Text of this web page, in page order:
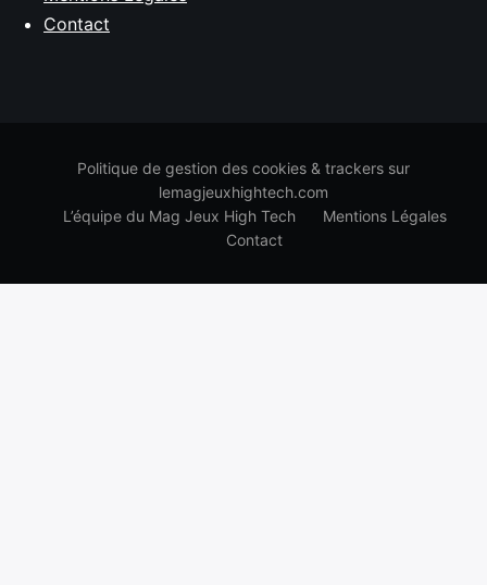
Contact
Politique de gestion des cookies & trackers sur
lemagjeuxhightech.com
L’équipe du Mag Jeux High Tech
Mentions Légales
Contact